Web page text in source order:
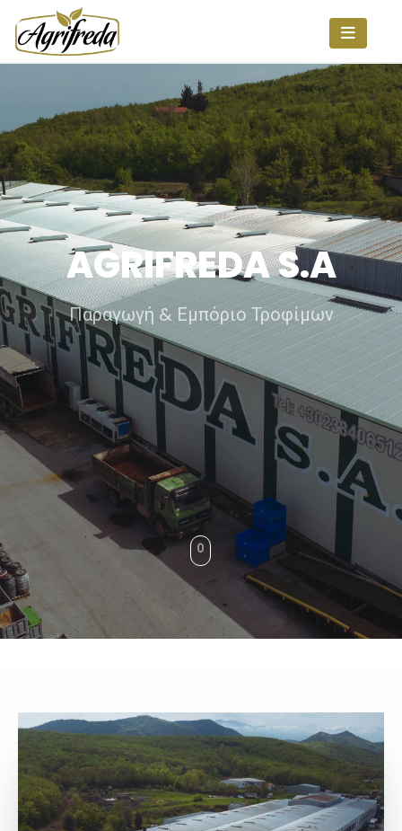
AGRIFREDA S.A
Παραγωγή & Εμπόριο Τροφίμων